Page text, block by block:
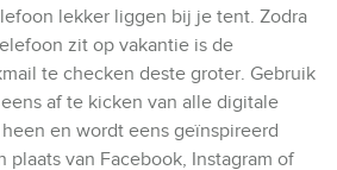
lekker liggen bij je tent. Zodra
zit op vakantie is de
te checken deste groter. Gebruik
af te kicken van alle digitale
en wordt eens geïnspireerd
van Facebook, Instagram of